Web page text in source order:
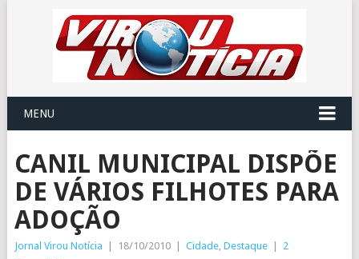
MENU
CANIL MUNICIPAL DISPÕE
DE VÁRIOS FILHOTES PARA
ADOÇÃO
Jornal Virou Notícia 18/10/2010 Cidade, Destaque
2